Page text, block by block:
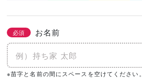
必須 お名前
※苗字と名前の間にスペースを空けてください。